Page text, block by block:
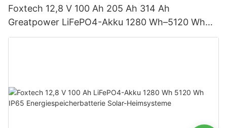
Foxtech 12,8 V 100 Ah 205 Ah 314 Ah
Greatpower LiFePO4-Akku 1280 Wh–5120 Wh
IP65 Energiespeicher